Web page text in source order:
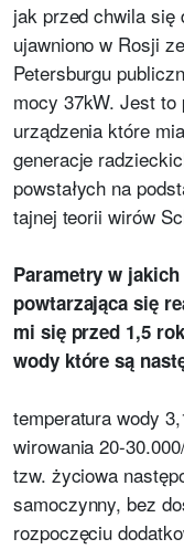
jak przed chwila się
ujawniono w Rosji
Petersburgu
mocy 37kW. Jest to
urządzenia które
generacje
powstałych na
tajnej teorii wirów
Parametry w
powtarzająca się
mi się przed 1,5
wody które są
temperatura wody
wirowania 20-
tzw. życiowa
samoczynny, bez
rozpoczęciu